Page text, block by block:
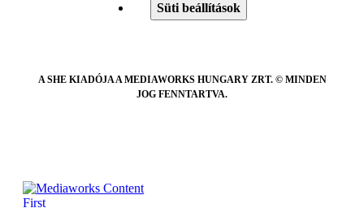
Süti beállítások
A SHE KIADÓJA A MEDIAWORKS HUNGARY ZRT. © MINDEN
JOG FENNTARTVA.